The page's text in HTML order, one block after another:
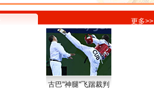
更多>>
古巴"神腿"飞踹裁判